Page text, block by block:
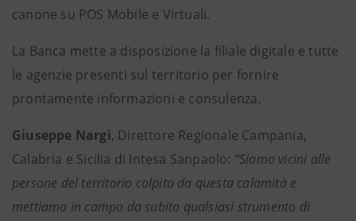
canone su POS Mobile e Virtuali.
La Banca mette a disposizione la filiale digitale e tutte
le agenzie presenti sul territorio per fornire
prontamente informazioni e consulenza.
Giuseppe Nargi, Direttore Regionale Campania,
Calabria e Sicilia di Intesa Sanpaolo: “Siamo vicini alle
persone del territorio colpito da questa calamità e
mettiamo in campo da subito qualsiasi strumento di